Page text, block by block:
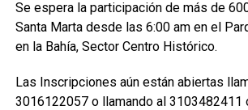
Se espera la participación de más de
Santa Marta desde las 6:00 am en el
en la Bahía, Sector Centro Histórico.
Las Inscripciones aún están abiertas
3016122057 o llamando al 3103482411